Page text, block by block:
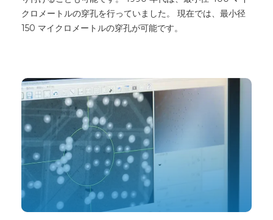
クロメートルの穿孔を行っていました。 現在では、最小径
150 マイクロメートルの穿孔が可能です。